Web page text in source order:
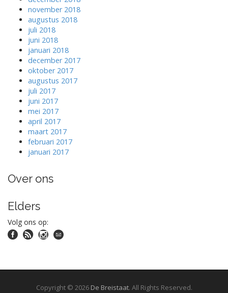
november 2018
augustus 2018
juli 2018
juni 2018
januari 2018
december 2017
oktober 2017
augustus 2017
juli 2017
juni 2017
mei 2017
april 2017
maart 2017
februari 2017
januari 2017
Over ons
Elders
Volg ons op:
Copyright © 2026 De Breistaat. All Rights Reserved.